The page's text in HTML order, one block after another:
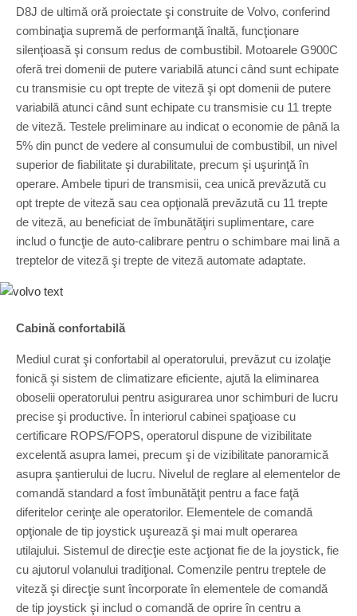
D8J de ultimă oră proiectate şi construite de Volvo, conferind
combinaţia supremă de performanţă înaltă, funcţionare
silenţioasă şi consum redus de combustibil. Motoarele G900C
oferă trei domenii de putere variabilă atunci când sunt echipate
cu transmisie cu opt trepte de viteză şi opt domenii de putere
variabilă atunci când sunt echipate cu transmisie cu 11 trepte
de viteză. Testele preliminare au indicat o economie de până la
5% din punct de vedere al consumului de combustibil, un nivel
superior de fiabilitate şi durabilitate, precum şi uşurinţă în
operare. Ambele tipuri de transmisii, cea unică prevăzută cu
opt trepte de viteză sau cea opţională prevăzută cu 11 trepte
de viteză, au beneficiat de îmbunătăţiri suplimentare, care
includ o funcţie de auto-calibrare pentru o schimbare mai lină a
treptelor de viteză şi trepte de viteză automate adaptate.
Cabină confortabilă
Mediul curat şi confortabil al operatorului, prevăzut cu izolaţie
fonică şi sistem de climatizare eficiente, ajută la eliminarea
oboselii operatorului pentru asigurarea unor schimburi de lucru
precise şi productive. În interiorul cabinei spaţioase cu
certificare ROPS/FOPS, operatorul dispune de vizibilitate
excelentă asupra lamei, precum şi de vizibilitate panoramică
asupra şantierului de lucru. Nivelul de reglare al elementelor de
comandă standard a fost îmbunătăţit pentru a face faţă
diferitelor cerinţe ale operatorilor. Elementele de comandă
opţionale de tip joystick uşurează şi mai mult operarea
utilajului. Sistemul de direcţie este acţionat fie de la joystick, fie
cu ajutorul volanului tradiţional. Comenzile pentru treptele de
viteză şi direcţie sunt încorporate în elementele de comandă
de tip joystick şi includ o comandă de oprire în centru a